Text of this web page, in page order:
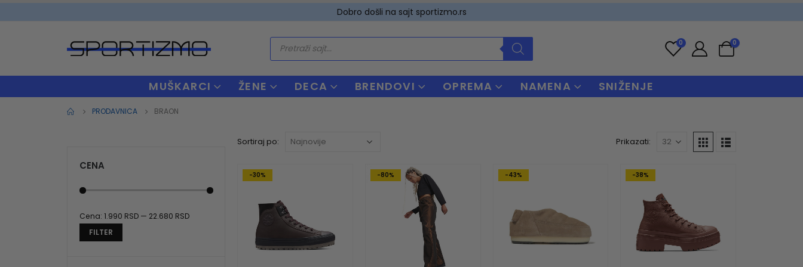
Dobro došli na sajt sportizmo.rs
Products
search
0 0
MUŠKARCI ŽENE DECA BRENDOVI OPREMA NAMENA SNIŽENJE
PRODAVNICA BRAON
Sortiraj po: Prikazati:
-30% -80% -43% -38%
CENA
Minimalna
Maksimalna
FILTER
Cena: 1.990 RSD — 22.680 RSD